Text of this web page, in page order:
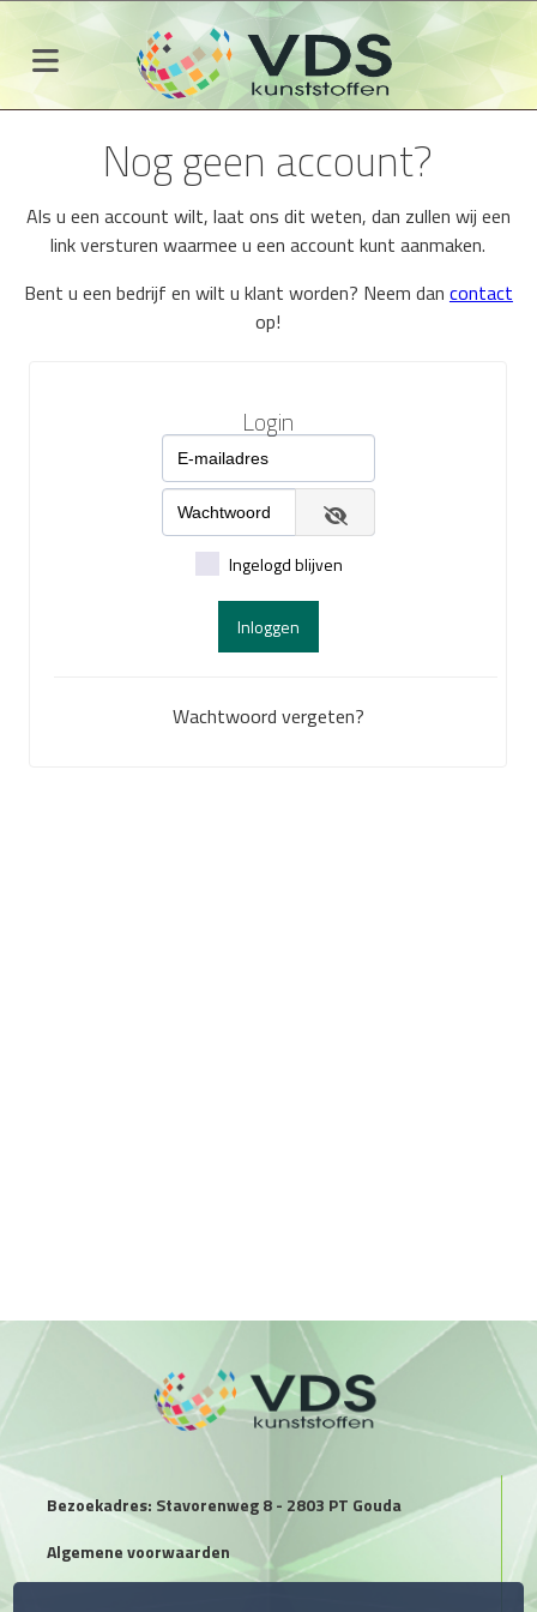
Nog geen account?
Als u een account wilt, laat ons dit weten, dan zullen wij een
link versturen waarmee u een account kunt aanmaken.
Bent u een bedrijf en wilt u klant worden? Neem dan contact
op!
Login
Ingelogd blijven
Inloggen
Wachtwoord vergeten?
Bezoekadres: Stavorenweg 8 - 2803 PT Gouda
Algemene voorwaarden